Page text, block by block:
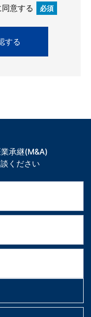
意する 必須
承継(M&A)
ください